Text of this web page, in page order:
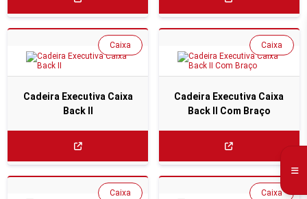
Cadeira Executiva Caixa
Back II
Caixa
Cadeira Executiva Caixa
Back II Com Braço
Caixa
Caixa Caixa